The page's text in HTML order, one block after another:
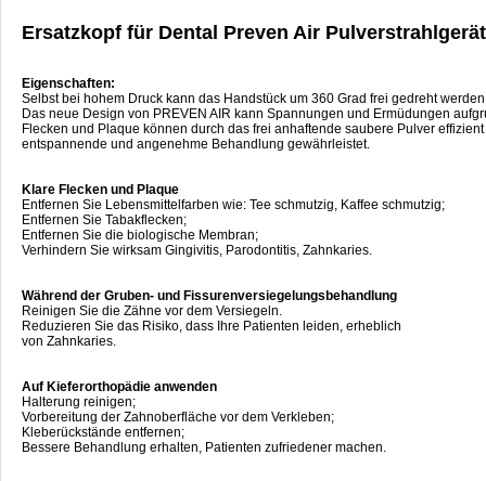
Ersatzkopf für Dental Preven Air
Eigenschaften:
Selbst bei hohem Druck kann das Handstück um 360 Grad frei gedreht
Das neue Design von PREVEN AIR kann Spannungen und Ermüdungen
Flecken und Plaque können durch das frei anhaftende saubere Pulver
entspannende und angenehme Behandlung gewährleistet.
Klare Flecken und Plaque
Entfernen Sie Lebensmittelfarben wie: Tee schmutzig, Kaffee schmutzig;
Entfernen Sie Tabakflecken;
Entfernen Sie die biologische Membran;
Verhindern Sie wirksam Gingivitis, Parodontitis, Zahnkaries.
Während der Gruben- und Fissurenversiegelungsbehandlung
Reinigen Sie die Zähne vor dem Versiegeln.
Reduzieren Sie das Risiko, dass Ihre Patienten leiden, erheblich
von Zahnkaries.
Auf Kieferorthopädie anwenden
Halterung reinigen;
Vorbereitung der Zahnoberfläche vor dem Verkleben;
Kleberückstände entfernen;
Bessere Behandlung erhalten, Patienten zufriedener machen.